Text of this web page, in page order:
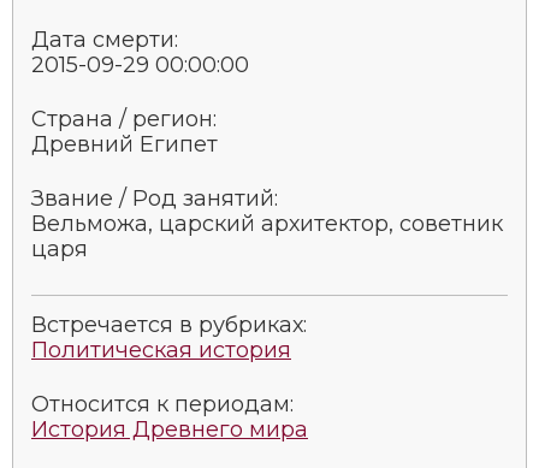
Революции и народные движения
Россия
Северная Америка
Социально-экономическая история
Специальные исторические дисциплины
СССР
Южная Америка
Дата смерти:
2015-09-29 00:00:00
Страна / регион:
Древний Египет
Звание / Род занятий:
Вельможа, царский архитектор, советник
царя
Встречается в рубриках:
Политическая история
Относится к периодам:
История Древнего мира